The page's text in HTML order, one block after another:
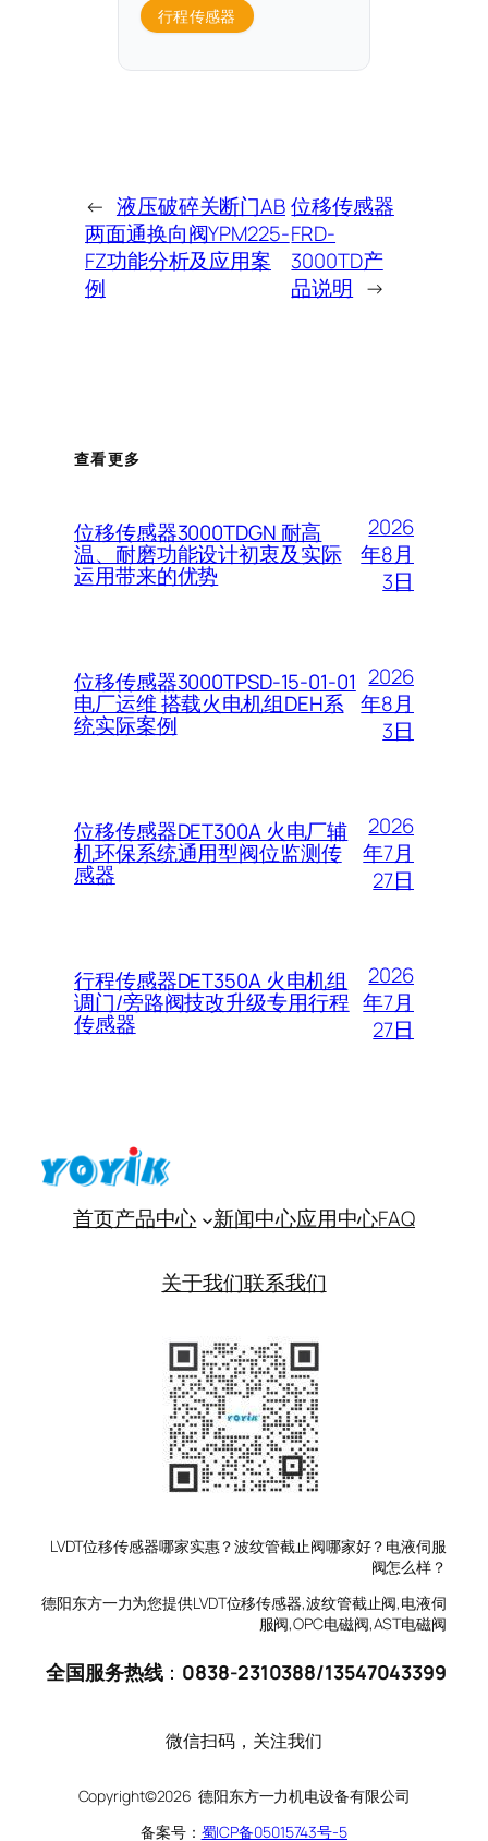
行程传感器
← 液压破碎关断门AB
两面通换向阀YPM225-
FZ功能分析及应用案
例
位移传感器
FRD-
3000TD产
品说明 →
查看更多
位移传感器3000TDGN 耐高
温、耐磨功能设计初衷及实际
运用带来的优势
2026
年8月
3日
位移传感器3000TPSD-15-01-01
电厂运维 搭载火电机组DEH系
统实际案例
2026
年8月
3日
位移传感器DET300A 火电厂辅
机环保系统通用型阀位监测传
感器
2026
年7月
27日
行程传感器DET350A 火电机组
调门/旁路阀技改升级专用行程
传感器
2026
年7月
27日
首页产品中心 新闻中心应用中心FAQ
关于我们联系我们
LVDT位移传感器哪家实惠？波纹管截止阀哪家好？电液伺服
阀怎么样？
德阳东方一力为您提供LVDT位移传感器,波纹管截止阀,电液伺
服阀,OPC电磁阀,AST电磁阀
全国服务热线： 0838-2310388/13547043399
微信扫码，关注我们
Copyright©2026 德阳东方一力机电设备有限公司
备案号： 蜀ICP备05015743号-5